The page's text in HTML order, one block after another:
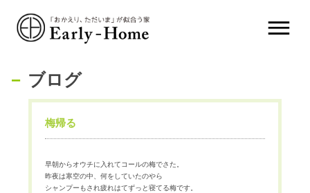
ブログ
梅帰る
早朝からオウチに入れてコールの梅でさた。
昨夜は寒空の中、何をしていたのやら
シャンプーもされ疲れはてずっと寝てる梅です。